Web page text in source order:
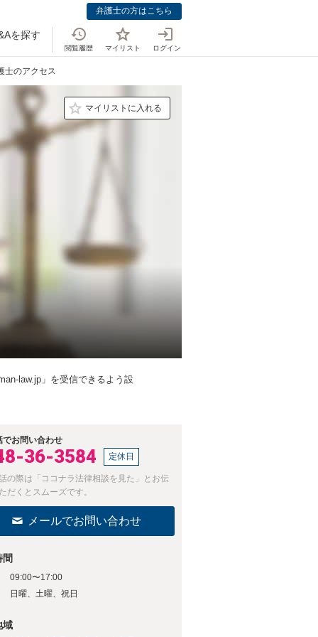
弁護士の方はこちら
を探す
閲覧履歴 マイリスト ログイン
士のアクセス
マイリストに入れる
law.jp」を受信できるよう設
でお問い合わせ
36-3584 定休日
の際は「ココナラ法律相談を見た」とお伝
だくとスムーズです。
メールでお問い合わせ
09:00〜17:00
日曜、土曜、祝日
域